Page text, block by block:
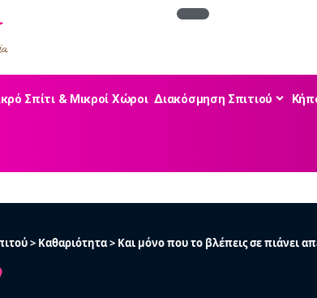
Σπίτι & Μικροί Χώροι Διακόσμηση Σπιτιού
> Καθαριότητα> Και μόνο που το βλέπεις σε πιάνει